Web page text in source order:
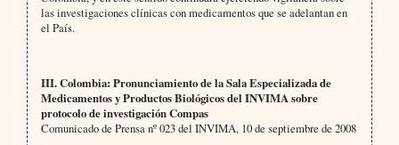
las investigaciones clínicas con medicamentos que se adelantan en
el País.
III. Colombia: Pronunciamiento de la Sala Especializada de
Medicamentos y Productos Biológicos del INVIMA sobre
protocolo de investigación Compas
Comunicado de Prensa nº 023 del INVIMA, 10 de septiembre de 2008